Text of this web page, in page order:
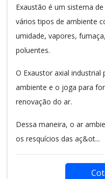
Exaustão é um sistema
vários tipos de ambiente
umidade, vapores,
poluentes.
O Exaustor axial
ambiente e o joga para
renovação do ar.
Dessa maneira, o ar
os resquícios das aç&ot...